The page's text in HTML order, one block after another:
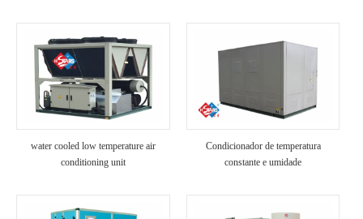
water cooled low temperature air
conditioning unit
Condicionador de temperatura
constante e umidade